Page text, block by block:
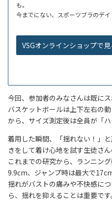
も。
今までにない、スポーツブラのデイ
VSGオンラインショップで見
今回、参加者のみなさんは既に
バスケットボールは上下左右の
から、サイズ測定後は全員が「
着用した瞬間、「揺れない！」
きをして着け心地を試す生徒さ
これまでの研究から、ランニン
9.9cm、ジャンプ時は最大で
揺れがバストの痛みや不快感に
ら、揺れを抑えることは重要です